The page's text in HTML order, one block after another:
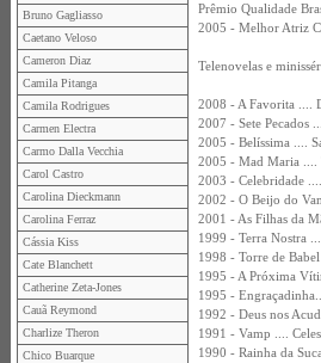
Bruno Gagliasso
Caetano Veloso
Cameron Diaz
Camila Pitanga
Camila Rodrigues
Carmen Electra
Carmo Dalla Vecchia
Carol Castro
Carolina Dieckmann
Carolina Ferraz
Cássia Kiss
Cate Blanchett
Catherine Zeta-Jones
Cauã Reymond
Charlize Theron
Chico Buarque
Prêmio Qualidade
2005 - Melhor Atriz
Telenovelas e
2008 - A Favorita ....
2007 - Sete Pecados
2005 - Belíssima ....
2005 - Mad Maria ....
2003 - Celebridade
2002 - O Beijo do
2001 - As Filhas da
1999 - Terra Nostra
1998 - Torre de
1995 - A Próxima
1995 -
1992 - Deus nos
1991 - Vamp ....
1990 - Rainha da